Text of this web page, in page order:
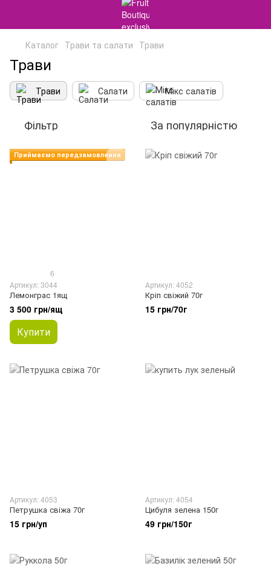
Каталог Трави та салати Трави
Трави
Трави Салати Мікс салатів
Фільтр За популярністю
Приймаємо передзамовлення
6
Артикул: 3044
Лемонграс 1ящ
3 500 грн/ящ
Купити
Артикул: 4052
Кріп свіжий 70г
15 грн/70г
Артикул: 4053
Петрушка свіжа 70г
15 грн/уп
Артикул: 4054
Цибуля зелена 150г
49 грн/150г